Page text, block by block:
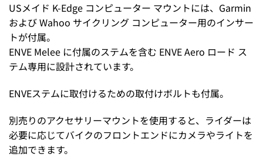
USメイド K-Edge コンピューター マウントには、Garmin
および Wahoo サイクリング コンピューター用のインサー
トが付属。
ENVE Melee に付属のステムを含む ENVE Aero ロード ス
テム専用に設計されています。
ENVEステムに取付けるための取付けボルトも付属。
別売りのアクセサリーマウントを使用すると、ライダーは
必要に応じてバイクのフロントエンドにカメラやライトを
追加できます。